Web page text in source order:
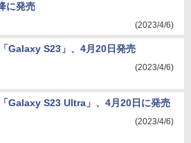
に発売
(2023/4/6)
Galaxy S23」、4月20日発売
(2023/4/6)
Galaxy S23 Ultra」、4月20日に発売
(2023/4/6)